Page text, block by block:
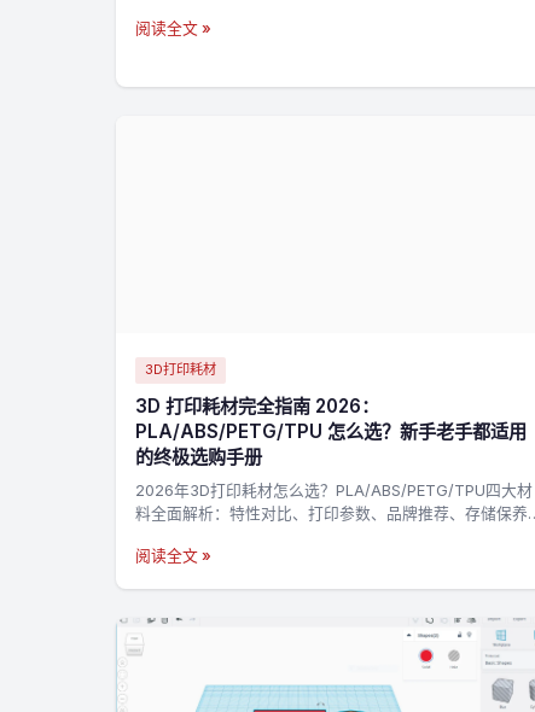
阅读全文 »
3D打印耗材
3D 打印耗材完全指南 2026：
PLA/ABS/PETG/TPU 怎么选？新手老手都适用
的终极选购手册
2026年3D打印耗材怎么选？PLA/ABS/PETG/TPU四大材
料全面解析：特性对比、打印参数、品牌推荐、存储保养
阅读全文 »